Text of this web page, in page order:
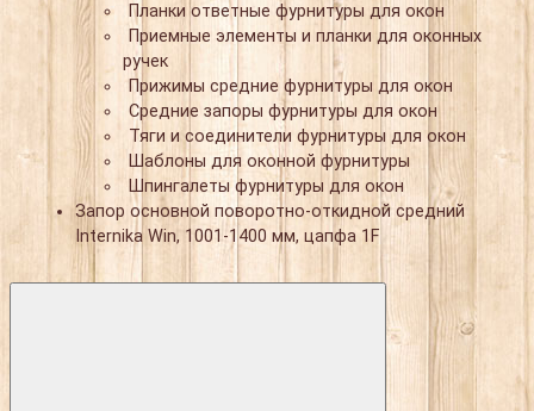
Планки ответные фурнитуры для окон
Приемные элементы и планки для оконных
ручек
Прижимы средние фурнитуры для окон
Средние запоры фурнитуры для окон
Тяги и соединители фурнитуры для окон
Шаблоны для оконной фурнитуры
Шпингалеты фурнитуры для окон
Запор основной поворотно-откидной средний
Internika Win, 1001-1400 мм, цапфа 1F